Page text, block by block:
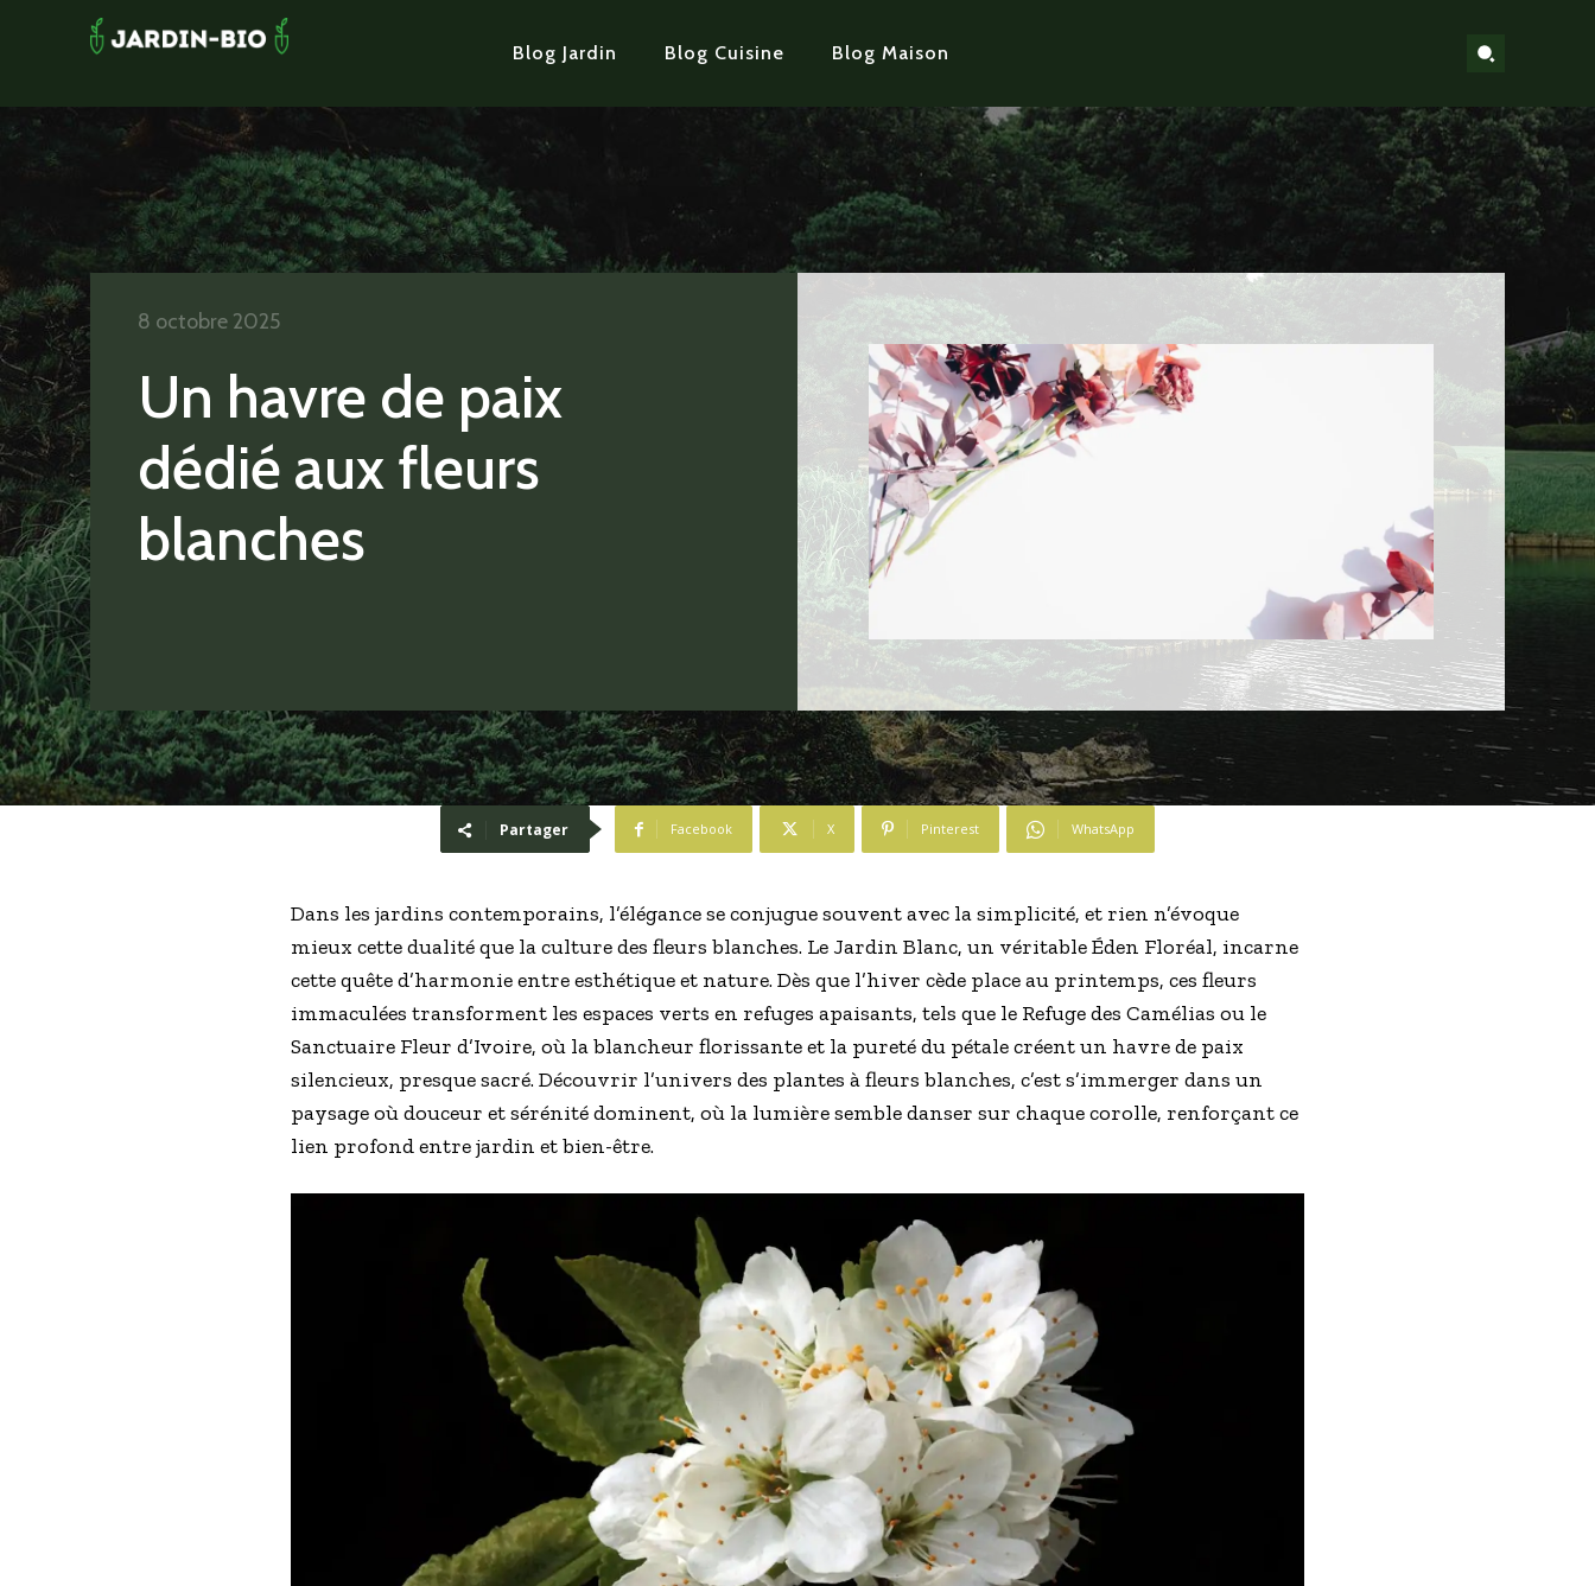
Blog Jardin Blog Cuisine Blog Maison
Un havre de paix
dédié aux fleurs
blanches
8 octobre 2025
Partager Facebook X Pinterest WhatsApp
Dans les jardins contemporains, l’élégance se conjugue souvent avec la simplicité, et rien n’évoque
mieux cette dualité que la culture des fleurs blanches. Le Jardin Blanc, un véritable Éden Floréal, incarne
cette quête d’harmonie entre esthétique et nature. Dès que l’hiver cède place au printemps, ces fleurs
immaculées transforment les espaces verts en refuges apaisants, tels que le Refuge des Camélias ou le
Sanctuaire Fleur d’Ivoire, où la blancheur florissante et la pureté du pétale créent un havre de paix
silencieux, presque sacré. Découvrir l’univers des plantes à fleurs blanches, c’est s’immerger dans un
paysage où douceur et sérénité dominent, où la lumière semble danser sur chaque corolle, renforçant ce
lien profond entre jardin et bien-être.